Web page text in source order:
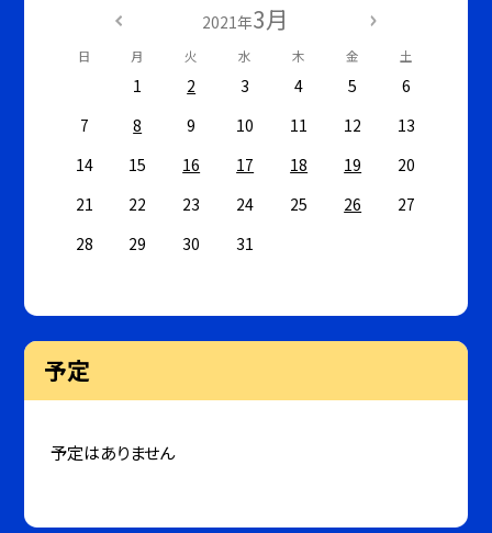
2021年3月
日 月 火 水 木 金 土
1 2 3 4 5
6
7
8 9 10 11 12
13
14
15 16 17 18 19
20
21
22 23 24 25 26
27
28
29 30 31
予定
予定はありません